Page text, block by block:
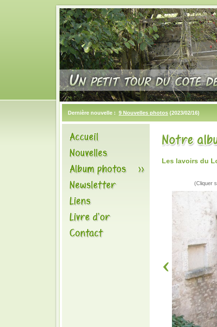
Dernière nouvelle : 9 Nouvelles photos (2023/02/16)
Les lavoirs du
(Cliquer